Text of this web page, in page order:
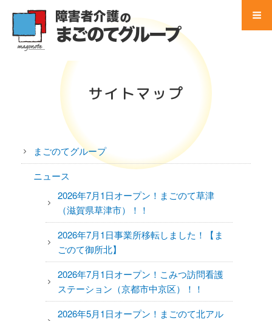
サービス別 一覧
地域別 一覧
会社別 一覧
会社案内
法人概要
個人情報保護方針
まごのてグループ沿革
サイトマップ
まごのてグループ
ニュース
2026年7月1日オープン！まごのて草津
（滋賀県草津市）！！
2026年7月1日事業所移転しました！【ま
ごのて御所北】
2026年7月1日オープン！こみつ訪問看護
ステーション（京都市中京区）！！
2026年5月1日オープン！まごのて北アル